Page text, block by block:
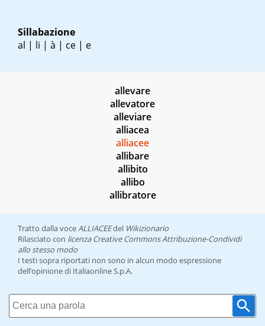
Sillabazione
al | li | à | ce | e
allevare
allevatore
alleviare
alliacea
alliacee
allibare
allibito
allibo
allibratore
Tratto dalla voceALLIACEEdel Wikizionario
Rilasciato con licenza Creative Commons Attribuzione-Condividi
allo stesso modo
I testi sopra riportati non sono in alcun modo espressione
dell’opinione di Italiaonline S.p.A.